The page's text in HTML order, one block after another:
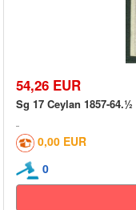
54,26 EUR
Sg 17 Ceylan 1857-
0,00 EUR
0